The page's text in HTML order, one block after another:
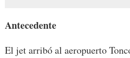
Antecedente
El jet arribó al aeropuerto